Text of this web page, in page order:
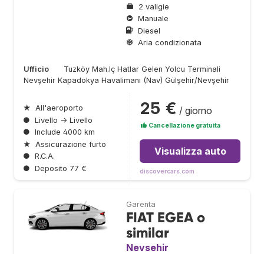
2 valigie
Manuale
Diesel
Aria condizionata
Ufficio
Tuzköy Mah.Iç Hatlar Gelen Yolcu Terminali
Nevşehir Kapadokya Havalimanı (Nav) Gülşehir/Nevşehir
★ All'aeroporto
● Livello → Livello
● Include 4000 km
★ Assicurazione furto
● R.C.A.
● Deposito 77 €
25 € / giorno
Cancellazione gratuita
Visualizza auto
discovercars.com
Garenta
FIAT EGEA o
similar
Nevsehir